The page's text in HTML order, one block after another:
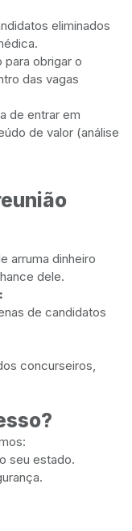
eliminados
para obrigar o
das vagas
de entrar em
de valor (análise
arruma dinheiro
dele.
de candidatos
concurseiros,
seu estado.